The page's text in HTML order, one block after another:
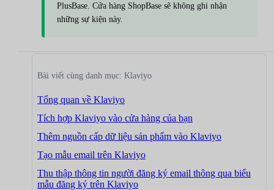
PlusBase. Cửa hàng ShopBase sẽ không ghi nhận
những sự kiện này.
Bài viết cùng danh mục: Klaviyo
Tổng quan về Klaviyo
Tích hợp Klaviyo vào cửa hàng của bạn
Thêm nguồn cấp dữ liệu sản phẩm vào Klaviyo
Tạo mẫu email trên Klaviyo
Thu thập thông tin người đăng ký email thông qua biểu
mẫu đăng ký trên Klaviyo